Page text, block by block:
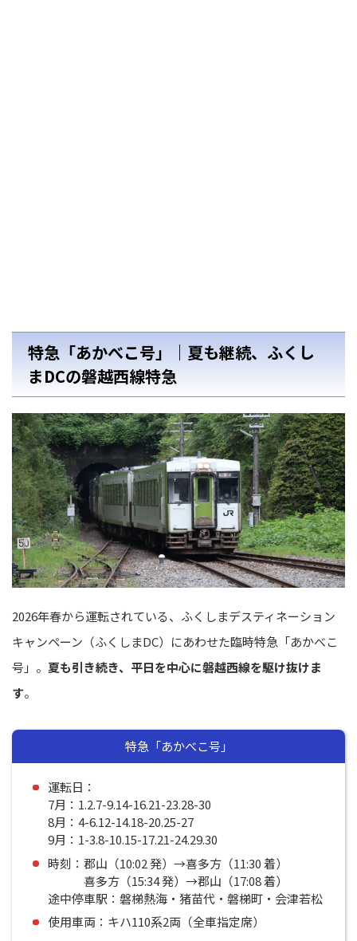
特急「あかべこ号」｜夏も継続、ふくし
まDCの磐越西線特急
2026年春から運転されている、ふくしまデスティネーション
キャンペーン（ふくしまDC）にあわせた臨時特急「あかべこ
号」。 夏も引き続き、平日を中心に磐越西線を駆け抜けま
す。
特急「あかべこ号」
運転日：
7月：1.2.7-9.14-16.21-23.28-30
8月：4-6.12-14.18-20.25-27
9月：1-3.8-10.15-17.21-24.29.30
時刻：郡山（10:02 発）→喜多方（11:30 着）
喜多方（15:34 発）→郡山（17:08 着）
途中停車駅：磐梯熱海・猪苗代・磐梯町・会津若松
使用車両：キハ110系2両（全車指定席）